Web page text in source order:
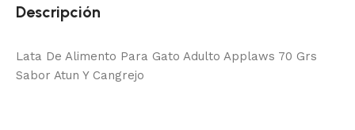
Descripción
Lata De Alimento Para Gato Adulto Applaws 70 Grs
Sabor Atun Y Cangrejo